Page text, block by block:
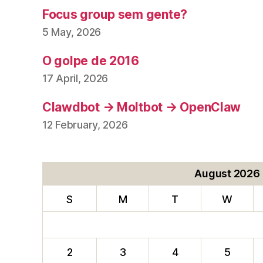
Focus group sem gente?
5 May, 2026
O golpe de 2016
17 April, 2026
Clawdbot → Moltbot → OpenClaw
12 February, 2026
August 2026
S M T W
2 3 4 5